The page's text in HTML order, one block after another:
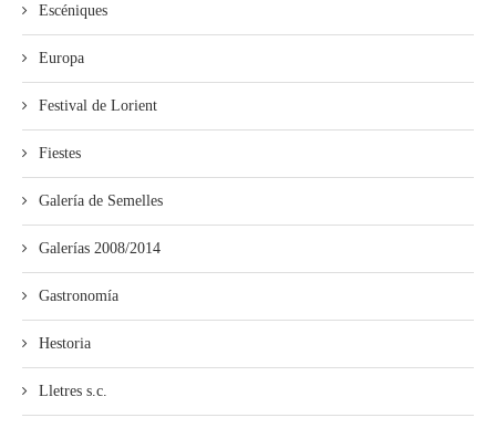
Escéniques
Europa
Festival de Lorient
Fiestes
Galería de Semelles
Galerías 2008/2014
Gastronomía
Hestoria
Lletres s.c.